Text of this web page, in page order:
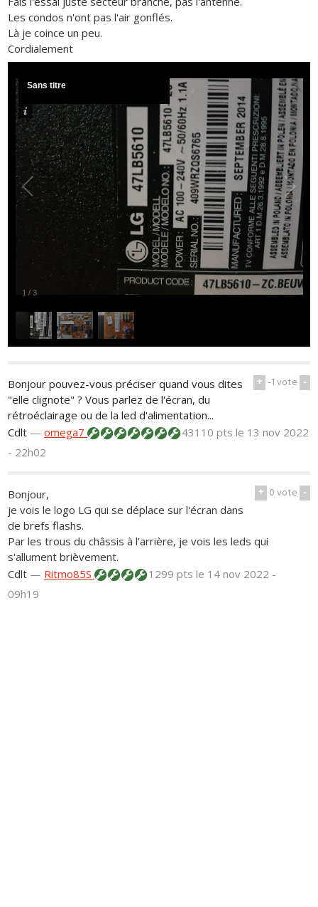
Les condos n'ont pas l'air gonflés.
Là je coince un peu.
Cordialement
1 /3
Sans titre
+ -1vote -
Bonjour pouvez-vous préciser quand vous dites
"elle clignote" ? Vous parlez de l'écran, du
rétroéclairage ou de la led d'alimentation...
Cdlt —omega7 43110 ptsle 13 nov 2022
- 22h02
+ 0vote -
Bonjour,
je vois le logo LG qui se déplace sur l'écran dans
de brefs flashs.
Par les trous du châssis à l'arrière, je vois les leds qui
s'allument brièvement.
Cdlt — Ritmo85S 1299 ptsle 14 nov 2022 -
09h19